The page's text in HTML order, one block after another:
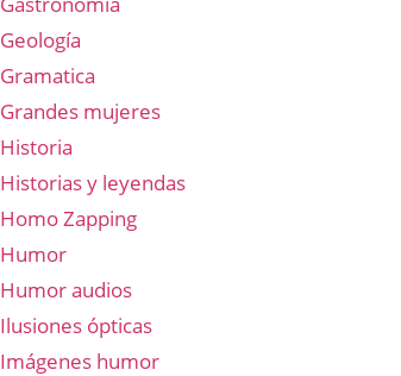
Geología
Gramatica
Grandes mujeres
Historia
Historias y leyendas
Homo Zapping
Humor
Humor audios
Ilusiones ópticas
Imágenes humor